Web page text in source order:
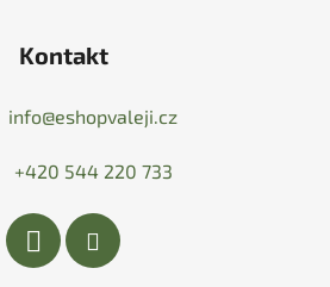
Kontakt
info@eshopvaleji.cz
+420 544 220 733